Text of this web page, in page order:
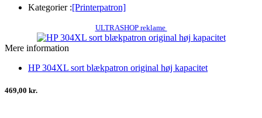
Kategorier :[Printerpatron]
ULTRASHOP reklame
Mere information
HP 304XL sort blækpatron original høj kapacitet
469,00 kr.